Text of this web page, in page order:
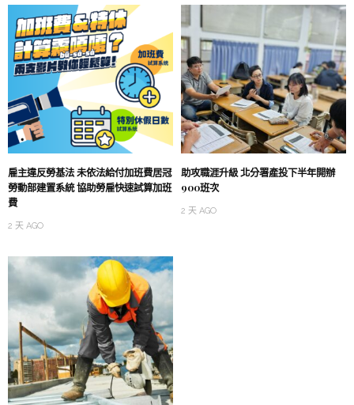
雇主違反勞基法 未依法給付加班費居冠
勞動部建置系統 協助勞雇快速試算加班
費
2 天 AGO
助攻職涯升級 北分署產投下半年開辦
900班次
2 天 AGO